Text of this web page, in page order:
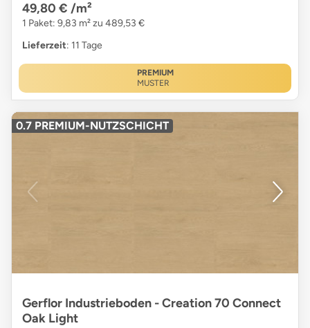
49,80 € /m²
1 Paket: 9,83 m² zu 489,53 €
Lieferzeit: 11 Tage
PREMIUM
MUSTER
0.7 PREMIUM-NUTZSCHICHT
Gerflor Industrieboden - Creation 70 Connect
Oak Light